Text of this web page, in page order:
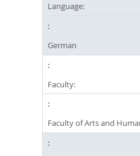
Language:
German
Faculty:
Faculty of Arts and